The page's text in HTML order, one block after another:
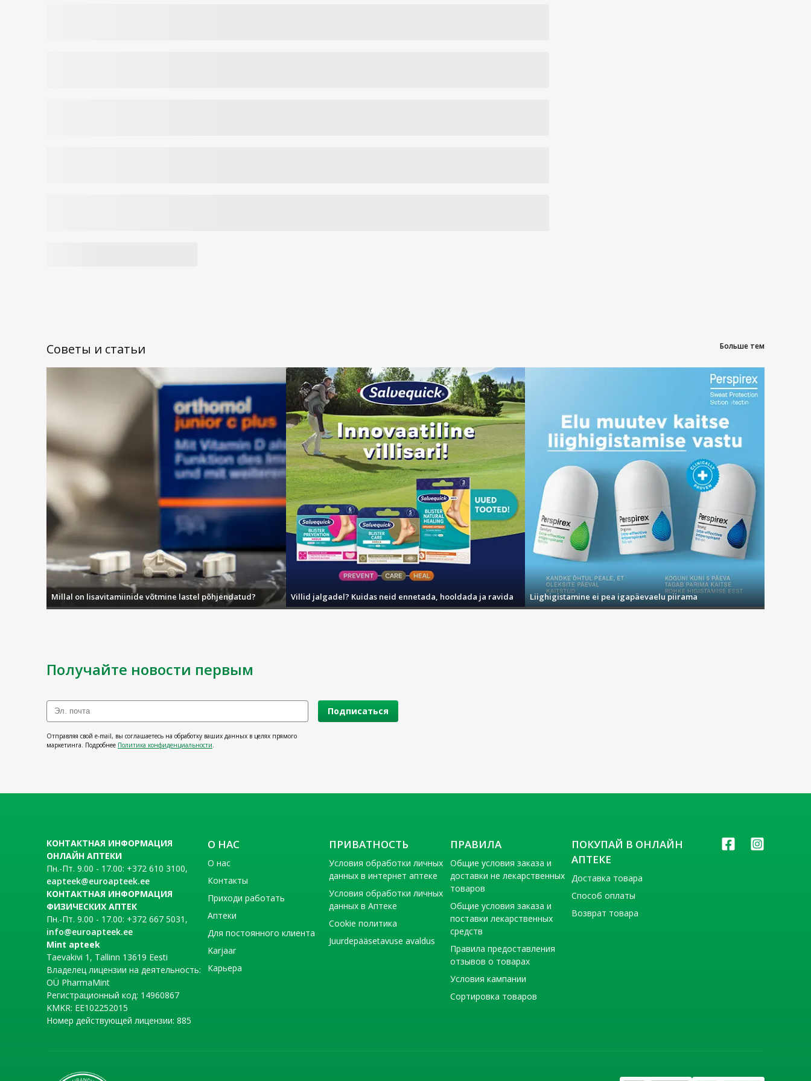
Советы и статьи Больше тем
Millal on lisavitamiinide võtmine lastel põhjendatud? Villid jalgadel? Kuidas neid ennetada, hooldada ja ravida Liighigistamine ei pea igapäevaelu piirama
Получайте новости первым
Подписаться
Отправляя свой e-mail, вы соглашаетесь на обработку ваших данных в целях прямого
маркетинга. Подробнее Политика конфиденциальности
КОНТАКТНАЯ ИНФОРМАЦИЯ
ОНЛАЙН АПТЕКИ
Пн.-Пт. 9.00 - 17.00: +372 610 3100,
eapteek@euroapteek.ee
КОНТАКТНАЯ ИНФОРМАЦИЯ
ФИЗИЧЕСКИХ АПТЕК
Пн.-Пт. 9.00 - 17.00: +372 667 5031,
info@euroapteek.ee
Mint apteek
Taevakivi 1, Tallinn 13619 Eesti
Владелец лицензии на деятельность:
OÜ PharmaMint
Регистрационный код: 14960867
KMKR: EE102252015
Номер действующей лицензии: 885
О НАС
О нас
Контакты
Приходи работать
Аптеки
Для постоянного клиента
Karjaar
Карьера
ПРИВАТНОСТЬ
Условия обработки личных
данных в интернет аптеке
Условия обработки личных
данных в Аптеке
Cookie политика
Juurdepääsetavuse avaldus
ПРАВИЛА
Общие условия заказа и
доставки не лекарственных
товаров
Общие условия заказа и
поставки лекарственных
средств
Правила предоставления
отзывов о товарах
Условия кампании
Сортировка товаров
ПОКУПАЙ В ОНЛАЙН
АПТЕКЕ
Доставка товара
Способ оплаты
Возврат товара